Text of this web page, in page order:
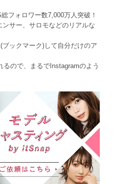
フォロワー数7,000万人突破！
サー、サロモなどのリアルな
ックマーク)して自分だけのア
ので、まるでInstagramのよう